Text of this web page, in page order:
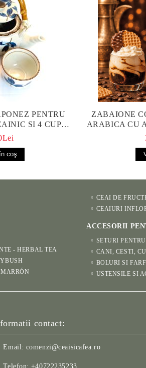
PENTRU
SI 4 CUPE
ZABAIONE
ARABICA CU
- HERBAL TEA
CEAI DE
CEAIURI
ACCESORII
SETURI
CANI, CESTI,
BOLURI SI
USTENSILE SI
contact:
Email: comenzi@ceaisicafea.ro
Telefon: +40722235233